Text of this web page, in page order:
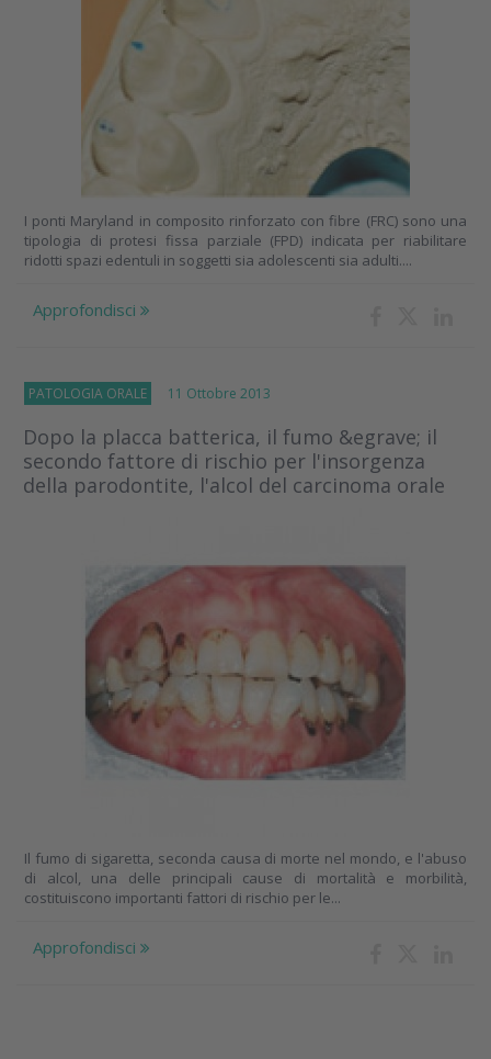
I ponti Maryland in composito rinforzato con fibre (FRC) sono una
tipologia di protesi fissa parziale (FPD) indicata per riabilitare
ridotti spazi edentuli in soggetti sia adolescenti sia adulti....
Approfondisci
PATOLOGIA ORALE 11 Ottobre 2013
Dopo la placca batterica, il fumo &egrave; il
secondo fattore di rischio per l'insorgenza
della parodontite, l'alcol del carcinoma orale
Il fumo di sigaretta, seconda causa di morte nel mondo, e l'abuso
di alcol, una delle principali cause di mortalità e morbilità,
costituiscono importanti fattori di rischio per le...
Approfondisci